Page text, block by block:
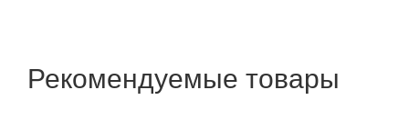
Рекомендуемые товары